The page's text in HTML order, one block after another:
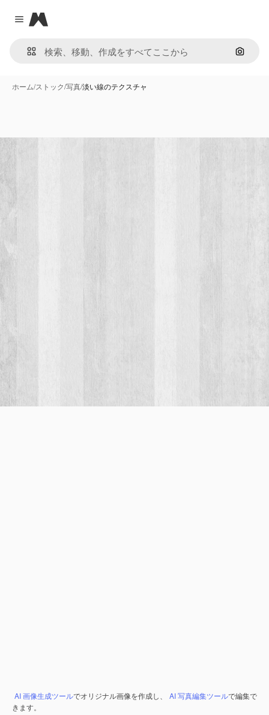
Close menu
Magnific
画像で
ホーム/ストック/写真/淡い線のテクスチャ
AI 画像生成ツールでオリジナル画像を作成し、 AI 写真編集ツールで編集で
きます。